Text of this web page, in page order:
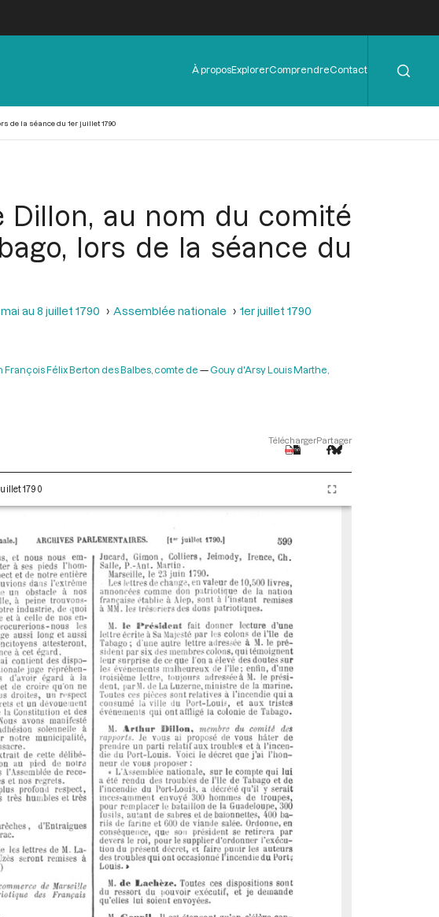
Menu
de
À proposExplorerComprendreContact
de la séance du 1er juillet 1790
Dillon, au nom du comité
lors de la séance du
au 8 juillet 1790 Assemblée nationale
1er juillet 1790
François Félix Berton des Balbes, comte de
Gouy d'Arsy Louis Marthe,
TéléchargerPartager
1790